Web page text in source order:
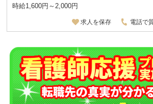
時給1,600円～2,000円
求人を保存 電話で